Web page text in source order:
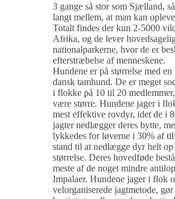
3 gange så stor som Sjælland,
langt mellem, at man kan
Totalt findes der kun 2-5000
Afrika, og de lever
nationalparkerne, hvor de er
efterstræbelse af menneskene.
Hundene er på størrelse med
dansk tamhund. De er meget
i flokke på 10 til 20
være større. Hundene jager i
mest effektive rovdyr, idet de i
jagter nedlægger deres bytte,
lykkedes for løverne i 30% af
stand til at nedlægge dyr helt op
størrelse. Deres hovedføde
meste af de noget mindre
Impalaer. Hundene jager i flok
velorganiserede jagtmetode,